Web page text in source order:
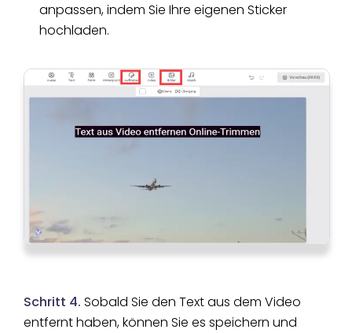
anpassen, indem Sie Ihre eigenen Sticker
hochladen.
Schritt 4. Sobald Sie den Text aus dem Video
entfernt haben, können Sie es speichern und